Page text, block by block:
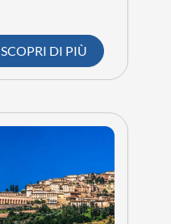
SCOPRI DI PIÙ